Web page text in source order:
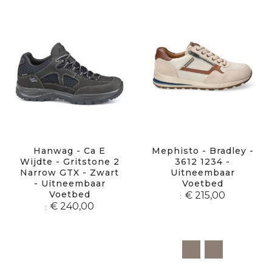
Hanwag - Ca E
Wijdte - Gritstone 2
Narrow GTX - Zwart
- Uitneembaar
Voetbed
€ 240,00
Mephisto - Bradley -
3612 1234 -
Uitneembaar
Voetbed
€ 215,00